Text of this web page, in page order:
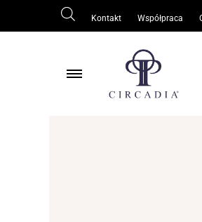
Kontakt Współpraca